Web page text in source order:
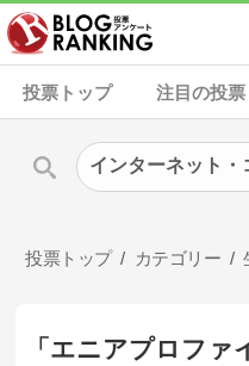
投票トップ 注目の投票
投票トップ カテゴリー
「エニアプロファ
インターネット・